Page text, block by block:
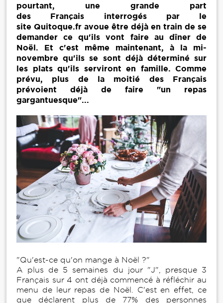
pourtant, une grande part
des Français interrogés par le
site Quitoque.fr avoue être déjà en train de se
demander ce qu'ils vont faire au dîner de
Noël. Et c'est même maintenant, à la mi-
novembre qu'ils se sont déjà déterminé sur
les plats qu'ils serviront en famille. Comme
prévu, plus de la moitié des Français
prévoient déjà de faire "un repas
gargantuesque"...
"Qu'est-ce qu'on mange à Noël ?"
A plus de 5 semaines du jour "J", presque 3
Français sur 4 ont déjà commencé à réfléchir au
menu de leur repas de Noël. C'est en effet, ce
que déclarent plus de 77% des personnes